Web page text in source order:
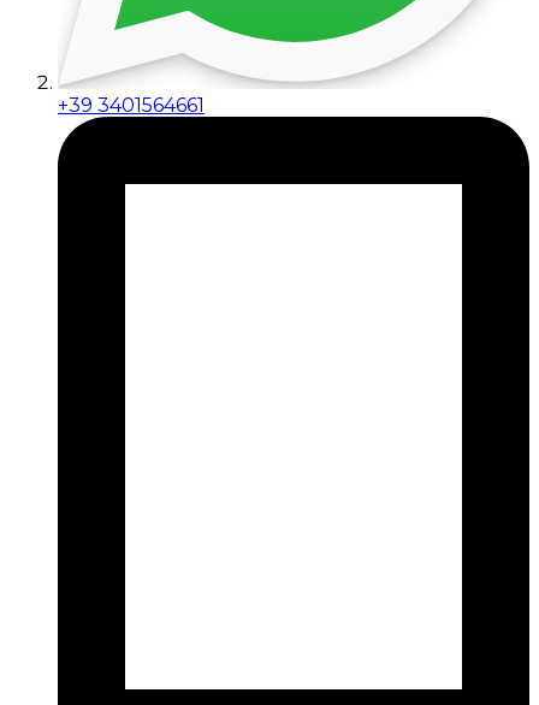
+39 3401564661